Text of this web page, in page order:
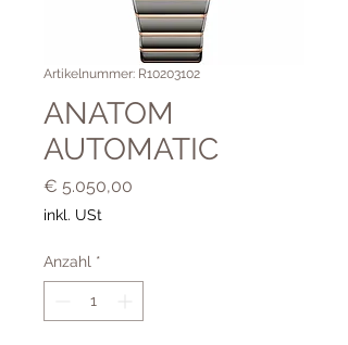
Artikelnummer: R10203102
ANATOM
AUTOMATIC
€ 5.050,00
inkl. USt
Anzahl *